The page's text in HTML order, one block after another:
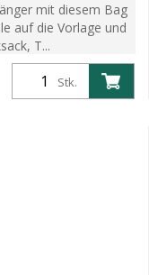
mit diesem Bag
auf die Vorlage und
T...
Stk.